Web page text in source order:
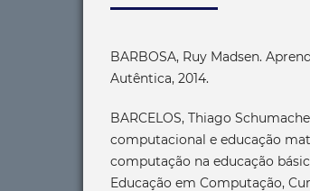
BARBOSA, Ruy Madsen.
Autêntica, 2014.
BARCELOS, Thiago
computacional e educação
computação na educação
Educação em Computação,